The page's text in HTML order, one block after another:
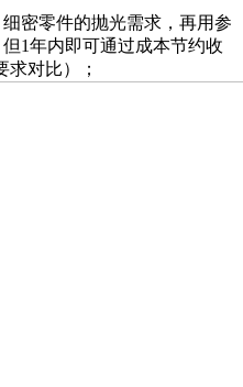
密零件的抛光需求，再用参
1年内即可通过成本节约收
对比）；